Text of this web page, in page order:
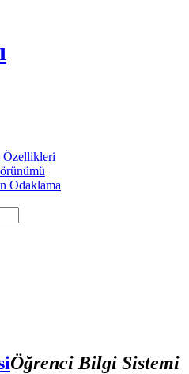
Odaklama
Öğrenci Bilgi Sistemi